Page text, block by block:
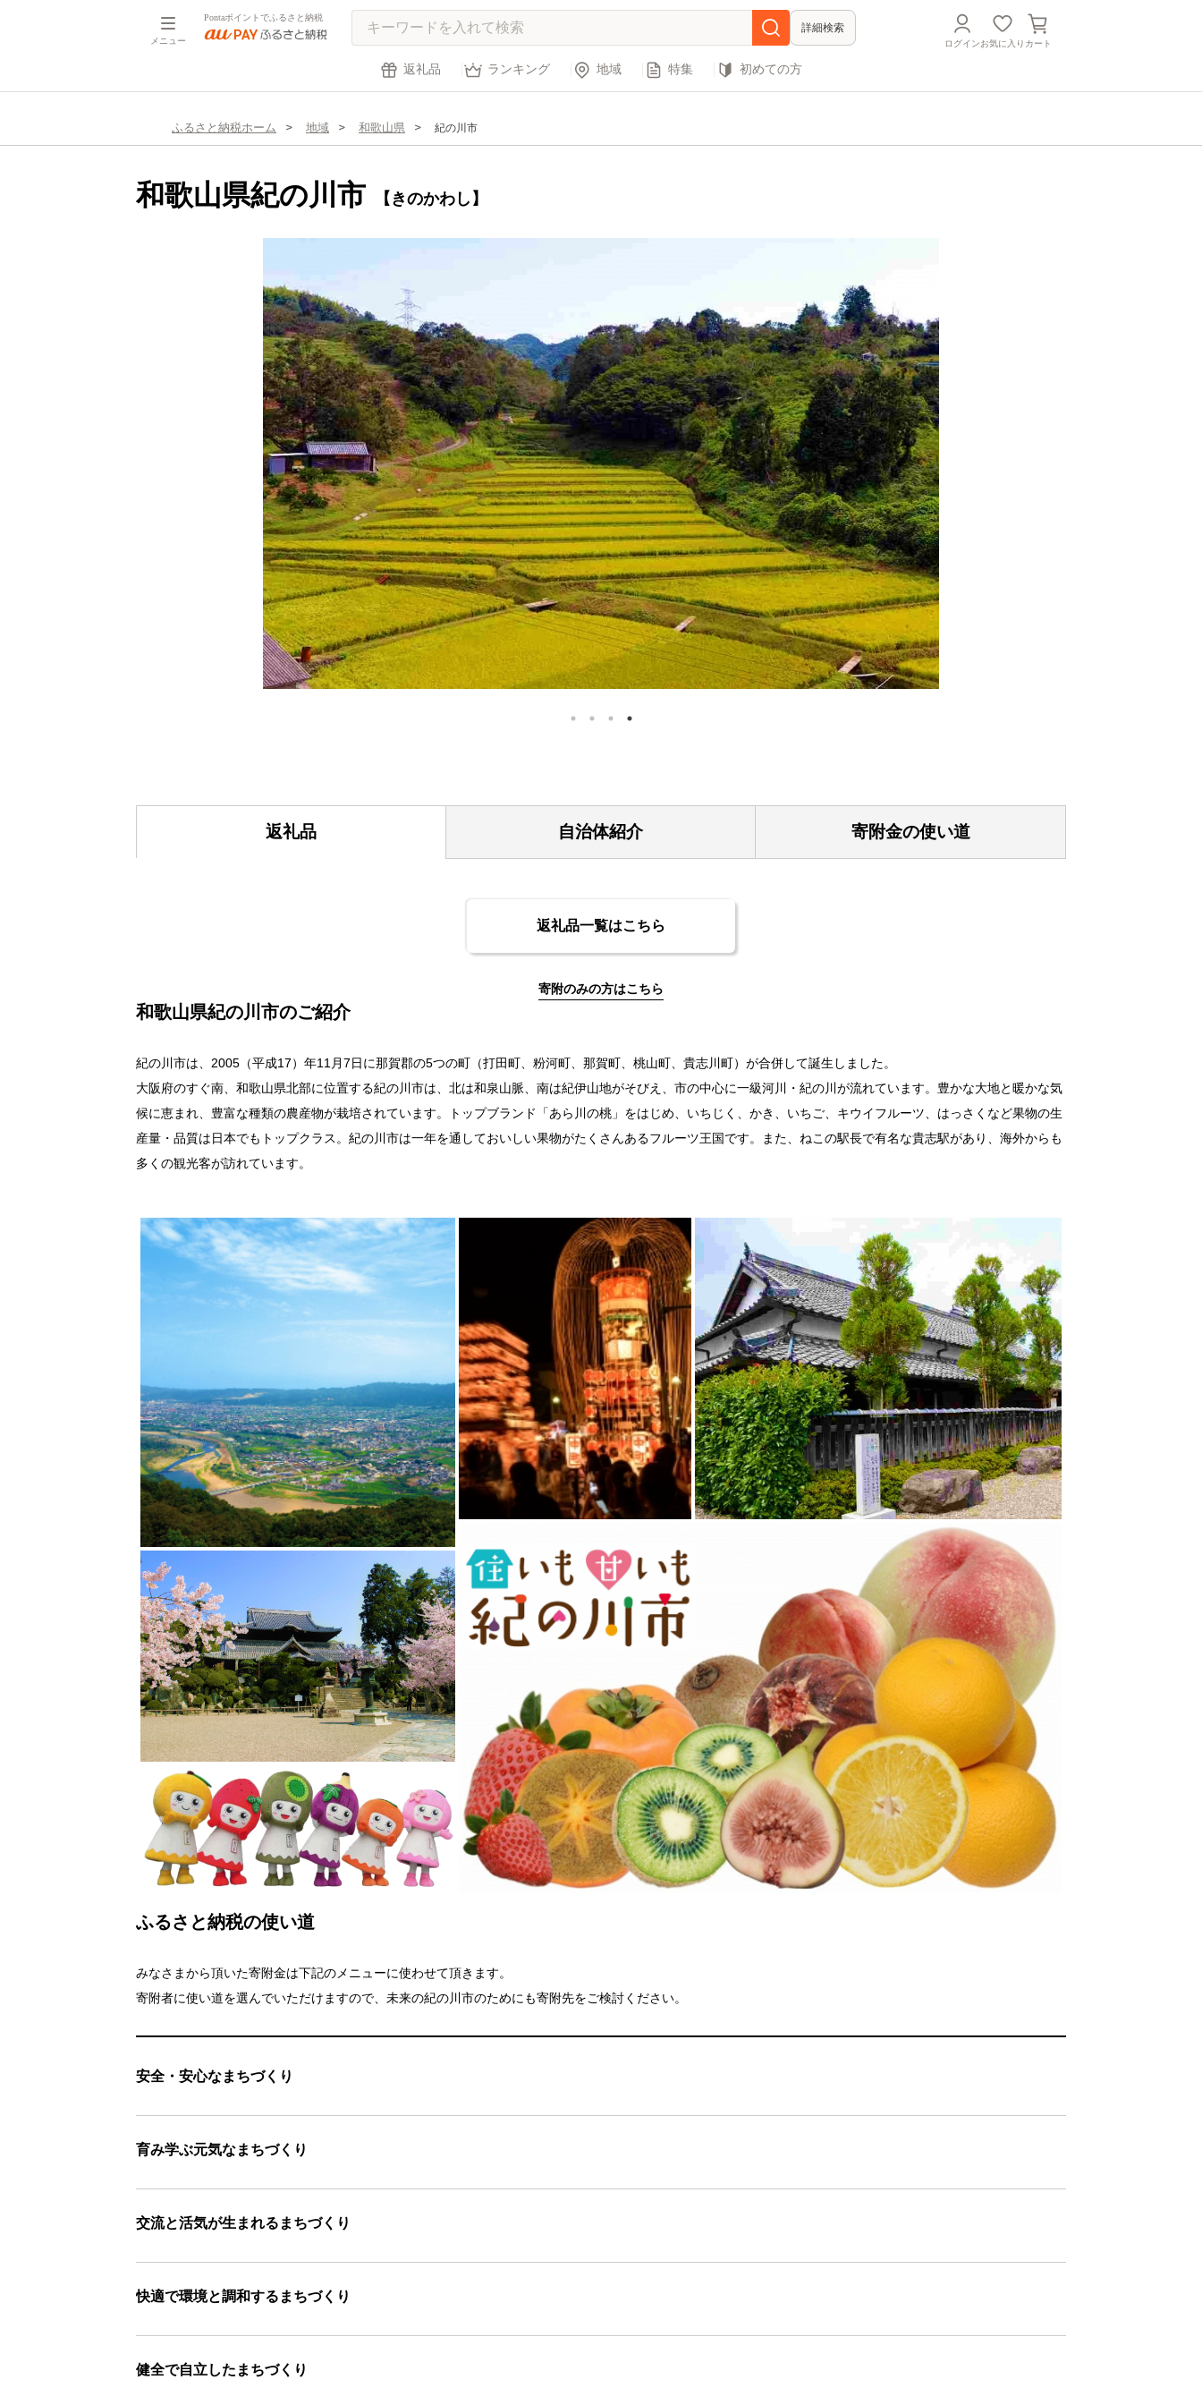
メニュー
Pontaポイントでふるさと納税
詳細検索
ログインお気に入り カート
返礼品 ランキング 地域 特集 初めての方
ふるさと納税ホーム 地域 和歌山県 紀の川市
和歌山県紀の川市 【きのかわし】
返礼品 自治体紹介 寄附金の使い道
返礼品一覧はこちら
寄附のみの方はこちら
和歌山県紀の川市のご紹介
紀の川市は、2005（平成17）年11月7日に那賀郡の5つの町（打田町、粉河町、那賀町、桃山町、貴志川町）が合併して誕生しました。
大阪府のすぐ南、和歌山県北部に位置する紀の川市は、北は和泉山脈、南は紀伊山地がそびえ、市の中心に一級河川・紀の川が流れています。豊かな大地と暖かな気
候に恵まれ、豊富な種類の農産物が栽培されています。トップブランド「あら川の桃」をはじめ、いちじく、かき、いちご、キウイフルーツ、はっさくなど果物の生
産量・品質は日本でもトップクラス。紀の川市は一年を通しておいしい果物がたくさんあるフルーツ王国です。また、ねこの駅長で有名な貴志駅があり、海外からも
多くの観光客が訪れています。
ふるさと納税の使い道
みなさまから頂いた寄附金は下記のメニューに使わせて頂きます。
寄附者に使い道を選んでいただけますので、未来の紀の川市のためにも寄附先をご検討ください。
安全・安心なまちづくり
育み学ぶ元気なまちづくり
交流と活気が生まれるまちづくり
快適で環境と調和するまちづくり
健全で自立したまちづくり